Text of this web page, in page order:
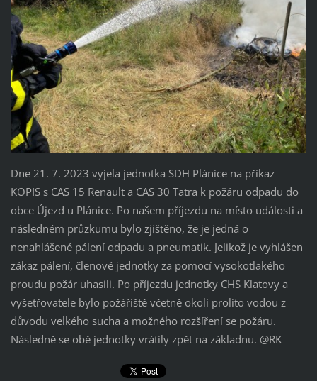
Dne 21. 7. 2023 vyjela jednotka SDH Plánice na příkaz
KOPIS s CAS 15 Renault a CAS 30 Tatra k požáru odpadu do
obce Újezd u Plánice. Po našem příjezdu na místo události a
následném průzkumu bylo zjištěno, že je jedná o
nenahlášené pálení odpadu a pneumatik. Jelikož je vyhlášen
zákaz pálení, členové jednotky za pomocí vysokotlakého
proudu požár uhasili. Po příjezdu jednotky CHS Klatovy a
vyšetřovatele bylo požářiště včetně okolí prolito vodou z
důvodu velkého sucha a možného rozšíření se požáru.
Následně se obě jednotky vrátily zpět na základnu. @RK